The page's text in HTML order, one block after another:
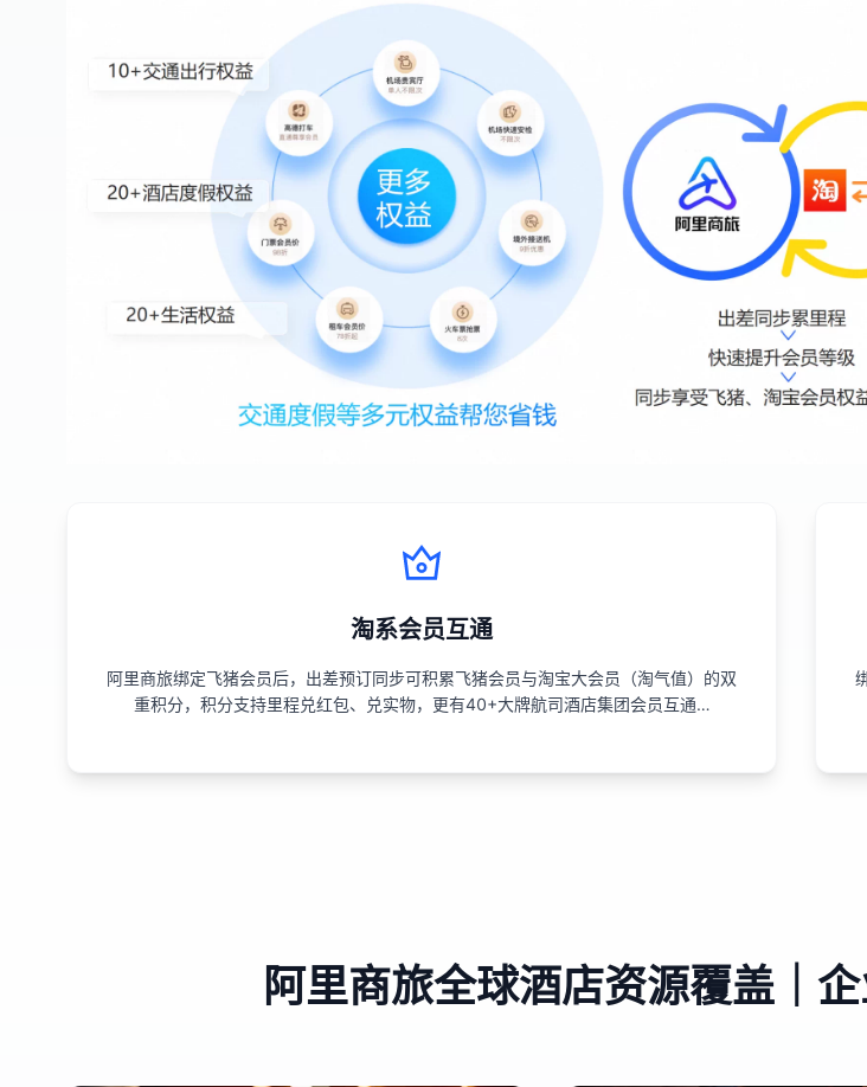
淘系会员互通
阿里商旅绑定飞猪会员后，出差预订同步可积累飞猪会员与淘宝大会员（淘气值）的双
重积分，积分支持里程兑红包、兑实物，更有40+大牌航司酒店集团会员互通…
阿里商旅全球酒店资源覆盖｜